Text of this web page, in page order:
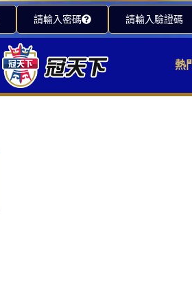
請輸入密碼 請輸入驗證碼
熱